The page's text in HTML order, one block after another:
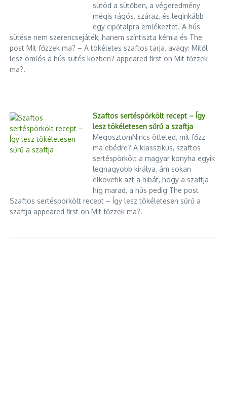
sütöd a sütőben, a végeredmény
mégis rágós, száraz, és leginkább
egy cipőtalpra emlékeztet. A hús
sütése nem szerencsejáték, hanem színtiszta kémia és The
post Mit főzzek ma? – A tökéletes szaftos tarja, avagy: Mitől
lesz omlós a hús sütés közben? appeared first on Mit főzzek
ma?.
Szaftos sertéspörkölt recept – Így
lesz tökéletesen sűrű a szaftja
MegosztomNincs ötleted, mit főzz
ma ebédre? A klasszikus, szaftos
sertéspörkölt a magyar konyha egyik
legnagyobb királya, ám sokan
elkövetik azt a hibát, hogy a szaftja
híg marad, a hús pedig The post
Szaftos sertéspörkölt recept – Így lesz tökéletesen sűrű a
szaftja appeared first on Mit főzzek ma?.